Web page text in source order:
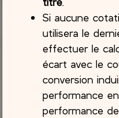
Si aucune
utilisera le
effectuer le
écart avec le
conversion
performance
performance